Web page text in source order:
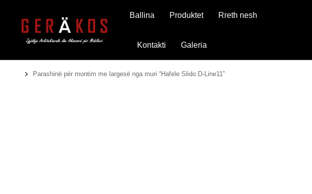
Ballina Produktet Rreth nesh
Kontakti Galeria
You are here:
Parashinë për montim me largesë nga muri “Hafele Slido D-Line11”